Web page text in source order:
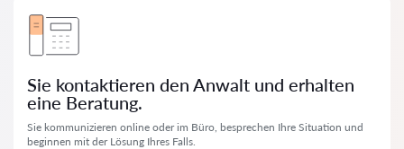
Sie kontaktieren den Anwalt und erhalten
eine Beratung.
Sie kommunizieren online oder im Büro, besprechen Ihre Situation und
beginnen mit der Lösung Ihres Falls.